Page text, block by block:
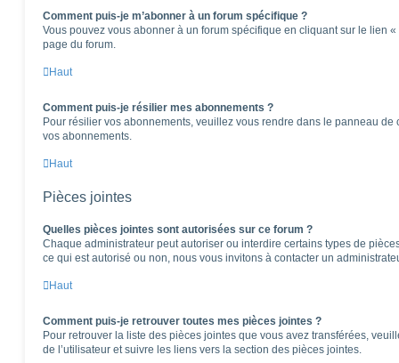
Comment puis-je m’abonner à un forum spécifique ?
Vous pouvez vous abonner à un forum spécifique en cliquant sur le lien
page du forum.
Haut
Comment puis-je résilier mes abonnements ?
Pour résilier vos abonnements, veuillez vous rendre dans le panneau de
vos abonnements.
Haut
Pièces jointes
Quelles pièces jointes sont autorisées sur ce forum ?
Chaque administrateur peut autoriser ou interdire certains types de
ce qui est autorisé ou non, nous vous invitons à contacter un
Haut
Comment puis-je retrouver toutes mes pièces jointes ?
Pour retrouver la liste des pièces jointes que vous avez transférées,
de l’utilisateur et suivre les liens vers la section des pièces jointes.